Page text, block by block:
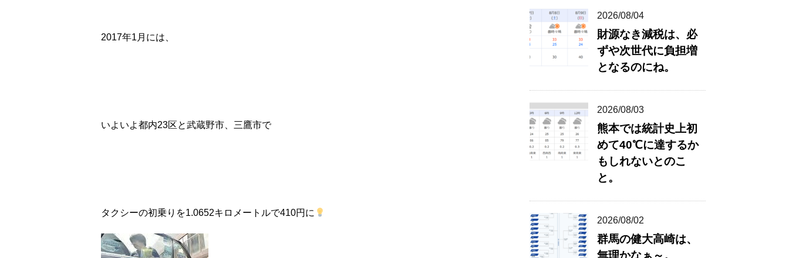
2017年1月には、
いよいよ都内23区と武蔵野市、三鷹市で
タクシーの初乗りを1.0652キロメートルで410円に
2026/08/04
財源なき減税は、必
ずや次世代に負担増
となるのにね。
2026/08/03
熊本では統計史上初
めて40℃に達するか
もしれないとのこ
と。
2026/08/02
群馬の健大高崎は、